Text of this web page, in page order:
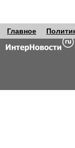
Главное